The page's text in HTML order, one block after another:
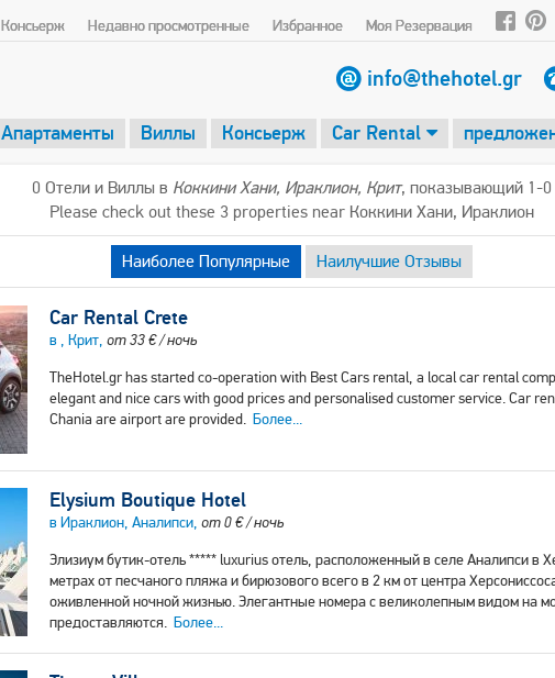
Консьерж Недавно просмотренные Избранное Моя Резервация
info@thehotel.gr
Апартаменты Виллы Консьерж Car Rental
0 Отели и Виллы в Коккини Хани, Ираклион, Крит, показывающий 1-0
Please check out these 3 properties near Коккини Хани, Ираклион
Наиболее Популярные Наилучшие Отзывы
Car Rental Crete
в , Крит, от33€/ ночь
TheHotel.gr has started co-operation with Best Cars rental, a local car rental
elegant and nice cars with good prices and personalised customer service. Car
Chania are airport are provided. Более...
Elysium Boutique Hotel
в Ираклион, Аналипси, от0€/ ночь
Элизиум бутик-отель ***** luxurius отель, расположенный в селе Аналипси в
метрах от песчаного пляжа и бирюзового всего в 2 км от центра
оживленной ночной жизнью. Элегантные номера с великолепным видом на
предоставляются. Более...